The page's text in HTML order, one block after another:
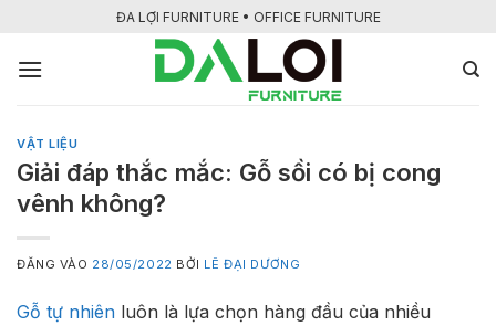
nội
ĐA LỢI FURNITURE • OFFICE FURNITURE
VẬT LIỆU
Giải đáp thắc mắc: Gỗ sồi có bị cong
vênh không?
ĐĂNG VÀO 28/05/2022 BỞI LÊ ĐẠI DƯƠNG
Gỗ tự nhiên luôn là lựa chọn hàng đầu của nhiều